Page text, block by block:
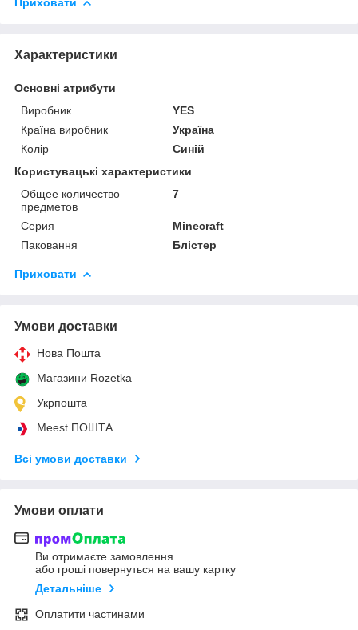
Характеристики
Основні атрибути
Виробник
YES
Країна виробник
Україна
Колір
Синій
Користувацькі характеристики
Общее количество
предметов
7
Серия
Minecraft
Паковання
Блiстер
Приховати
Умови доставки
Нова Пошта
Магазини Rozetka
Укрпошта
Meest ПОШТА
Всі умови доставки
Умови оплати
Ви отримаєте замовлення
або гроші повернуться на вашу картку
Детальніше
Оплатити частинами